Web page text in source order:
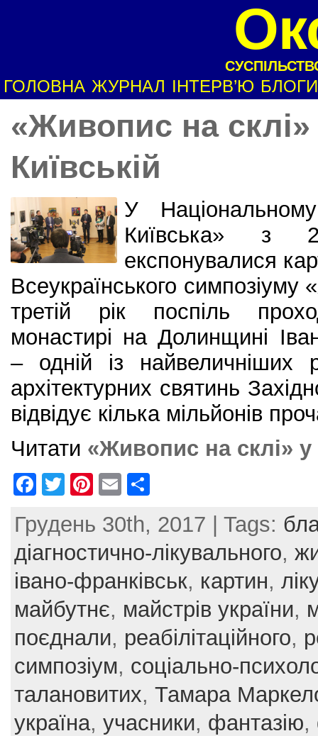
ГОЛОВНА ЖУРНАЛ ІНТЕРВ’Ю БЛОГИ
«Живопис на склі»
Київській
У
Київська»
експонувалися
Всеукраїнського
третій рік поспіль
монастирі на Долинщині
– одній із найвеличніших
архітектурних святинь
відвідує кілька мільйонів
Читати «Живопис на склі» у
F
c
e
b
o
o
k
T
itt
er
Pi
er
e
st
E
ai
l
ar
e
Грудень 30th, 2017 | Tags:
діагностично-лікувального,
івано-франківськ, картин,
майбутнє, майстрів україни,
поєднали, реабілітаційного,
симпозіум, соціально-
талановитих, Тамара
україна, учасники, фантазію,